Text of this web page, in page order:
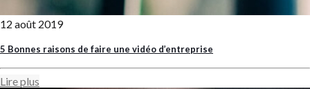
12 août 2019
5 Bonnes raisons de faire une vidéo d’entreprise
Lire plus